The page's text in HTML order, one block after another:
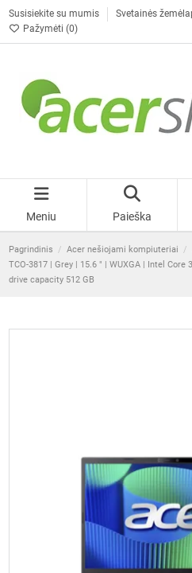
Susisiekite su mumis Svetainės
Pažymėti (0)
Meniu Paieška
Pagrindinis Acer nešiojami kompiuteriai
TCO-3817 | Grey | 15.6 " | WUXGA | Intel Core
drive capacity 512 GB